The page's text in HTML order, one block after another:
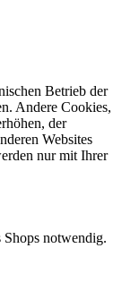
Betrieb der
Andere Cookies,
der
Websites
nur mit Ihrer
notwendig.